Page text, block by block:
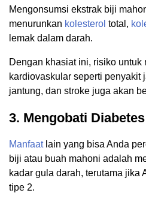
Mengonsumsi ekstrak biji
menurunkan kolesterol total,
lemak dalam darah.
Dengan khasiat ini, risiko untuk
kardiovaskular seperti penyakit
jantung, dan stroke juga akan
3. Mengobati Diabetes
Manfaatlain yang bisa Anda
biji atau buah mahoni adalah
kadar gula darah, terutama jika
tipe 2.